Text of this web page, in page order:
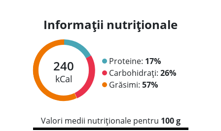
Informații nutriționale
240
kCal
Proteine: 17%
Carbohidrați: 26%
Grăsimi: 57%
Valori medii nutriționale pentru 100 g